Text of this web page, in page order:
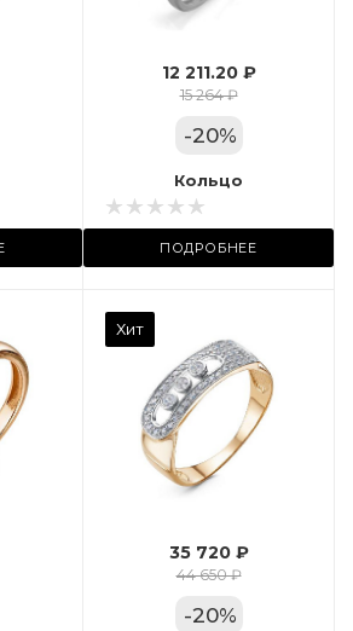
12 211.20 ₽
15 264 ₽
-20%
Кольцо
ПОДРОБНЕЕ
Хит
35 720 ₽
44 650 ₽
-20%